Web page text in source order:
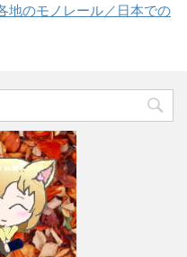
地のモノレール／日本での